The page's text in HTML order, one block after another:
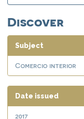
Discover
Subject
Comercio interior
Date issued
2017